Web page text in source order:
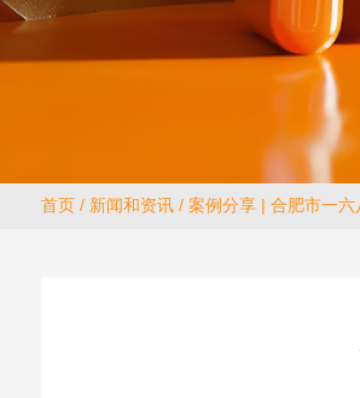
首页/ 新闻和资讯/ 案例分享 | 合肥市一六